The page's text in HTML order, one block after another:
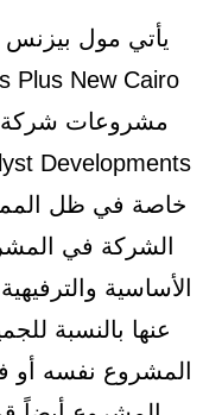
مشروعات شركة
خاصة في ظل
الشركة في
الأساسية
عنها بالنسبة
المشروع نفسه أو